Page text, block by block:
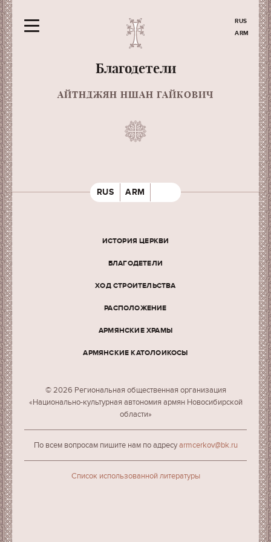
RUS
ARM
Благодетели
АЙТНДЖЯН НШАН ГАЙКОВИЧ
RUS ARM
ИСТОРИЯ ЦЕРКВИ
БЛАГОДЕТЕЛИ
ХОД СТРОИТЕЛЬСТВА
РАСПОЛОЖЕНИЕ
АРМЯНСКИЕ ХРАМЫ
АРМЯНСКИЕ КАТОЛОИКОСЫ
© 2026 Региональная общественная организация
«Национально-культурная автономия армян Новосибирской
области»
По всем вопросам пишите нам по адресуarmcerkov@bk.ru
Cписок использованной литературы